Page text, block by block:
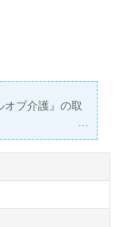
オブ介護』の取
たします。